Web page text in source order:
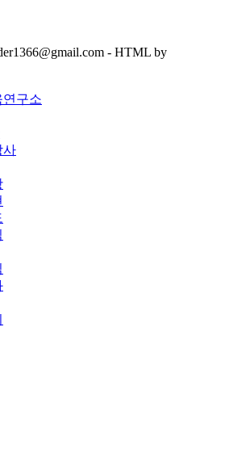
- HTML by
연구소
사